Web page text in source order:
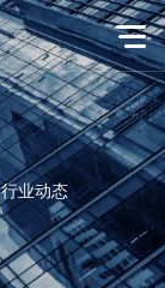
行业动态